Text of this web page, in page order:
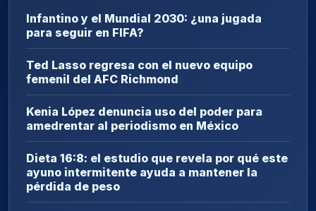
Infantino y el Mundial 2030: ¿una jugada
para seguir en FIFA?
Ted Lasso regresa con el nuevo equipo
femenil del AFC Richmond
Kenia López denuncia uso del poder para
amedrentar al periodismo en México
Dieta 16:8: el estudio que revela por qué este
ayuno intermitente ayuda a mantener la
pérdida de peso